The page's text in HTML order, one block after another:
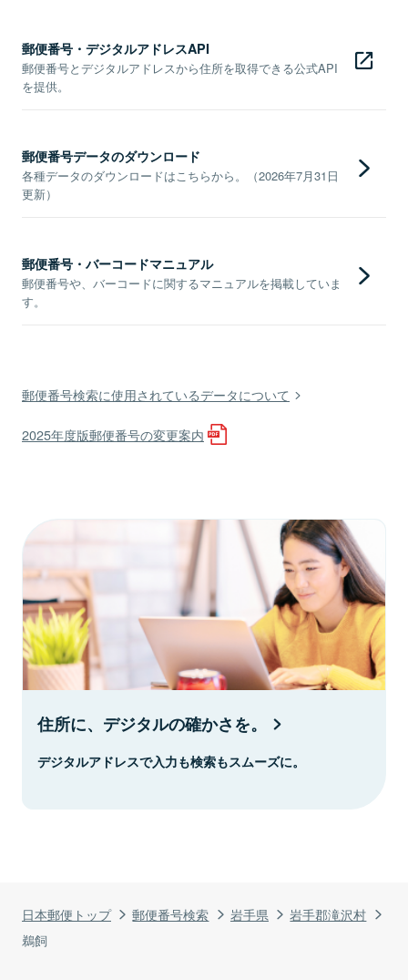
日本郵便トップ 郵便番号検索 岩手県
岩手郡滝沢村
鵜飼
郵便番号・デジタルアドレスAPI
郵便番号とデジタルアドレスから住所を取得できる公式API
を提供。
郵便番号データのダウンロード
各種データのダウンロードはこちらから。（2026年7月31日
更新）
郵便番号・バーコードマニュアル
郵便番号や、バーコードに関するマニュアルを掲載していま
す。
郵便番号検索に使用されているデータについて
2025年度版郵便番号の変更案内
住所に、デジタルの確かさを。
デジタルアドレスで入力も検索もスムーズに。